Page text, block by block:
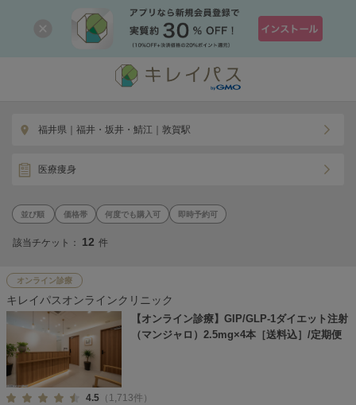
福井県｜福井・坂井・鯖江｜敦賀駅
医療痩身
価格帯 何度でも購入可 即時予約可
該当チケット： 12 件
オンライン診療
キレイパスオンラインクリニック
【オンライン診療】GIP/GLP-1ダイエット注射
（マンジャロ）2.5mg×4本［送料込］/定期便
4.5 （1,713件）